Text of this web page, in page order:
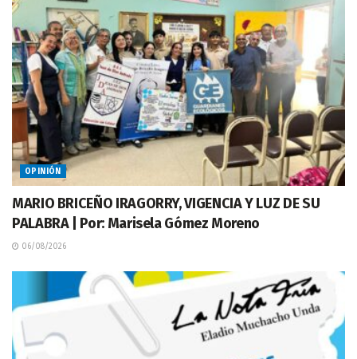
OPINIÓN
MARIO BRICEÑO IRAGORRY, VIGENCIA Y LUZ DE SU
PALABRA | Por: Marisela Gómez Moreno
06/08/2026